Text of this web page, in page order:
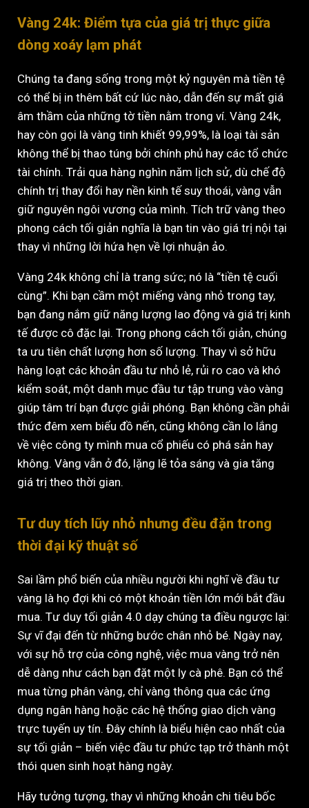
Vàng 24k: Điểm tựa của giá trị thực giữa
dòng xoáy lạm phát
Chúng ta đang sống trong một kỷ nguyên mà tiền tệ
có thể bị in thêm bất cứ lúc nào, dẫn đến sự mất giá
âm thầm của những tờ tiền nằm trong ví. Vàng 24k,
hay còn gọi là vàng tinh khiết 99,99%, là loại tài sản
không thể bị thao túng bởi chính phủ hay các tổ chức
tài chính. Trải qua hàng nghìn năm lịch sử, dù chế độ
chính trị thay đổi hay nền kinh tế suy thoái, vàng vẫn
giữ nguyên ngôi vương của mình. Tích trữ vàng theo
phong cách tối giản nghĩa là bạn tin vào giá trị nội tại
thay vì những lời hứa hẹn về lợi nhuận ảo.
Vàng 24k không chỉ là trang sức; nó là “tiền tệ cuối
cùng”. Khi bạn cầm một miếng vàng nhỏ trong tay,
bạn đang nắm giữ năng lượng lao động và giá trị kinh
tế được cô đặc lại. Trong phong cách tối giản, chúng
ta ưu tiên chất lượng hơn số lượng. Thay vì sở hữu
hàng loạt các khoản đầu tư nhỏ lẻ, rủi ro cao và khó
kiểm soát, một danh mục đầu tư tập trung vào vàng
giúp tâm trí bạn được giải phóng. Bạn không cần phải
thức đêm xem biểu đồ nến, cũng không cần lo lắng
về việc công ty mình mua cổ phiếu có phá sản hay
không. Vàng vẫn ở đó, lặng lẽ tỏa sáng và gia tăng
giá trị theo thời gian.
Tư duy tích lũy nhỏ nhưng đều đặn trong
thời đại kỹ thuật số
Sai lầm phổ biến của nhiều người khi nghĩ về đầu tư
vàng là họ đợi khi có một khoản tiền lớn mới bắt đầu
mua. Tư duy tối giản 4.0 dạy chúng ta điều ngược lại:
Sự vĩ đại đến từ những bước chân nhỏ bé. Ngày nay,
với sự hỗ trợ của công nghệ, việc mua vàng trở nên
dễ dàng như cách bạn đặt một ly cà phê. Bạn có thể
mua từng phân vàng, chỉ vàng thông qua các ứng
dụng ngân hàng hoặc các hệ thống giao dịch vàng
trực tuyến uy tín. Đây chính là biểu hiện cao nhất của
sự tối giản – biến việc đầu tư phức tạp trở thành một
thói quen sinh hoạt hàng ngày.
Hãy tưởng tượng, thay vì những khoản chi tiêu bốc